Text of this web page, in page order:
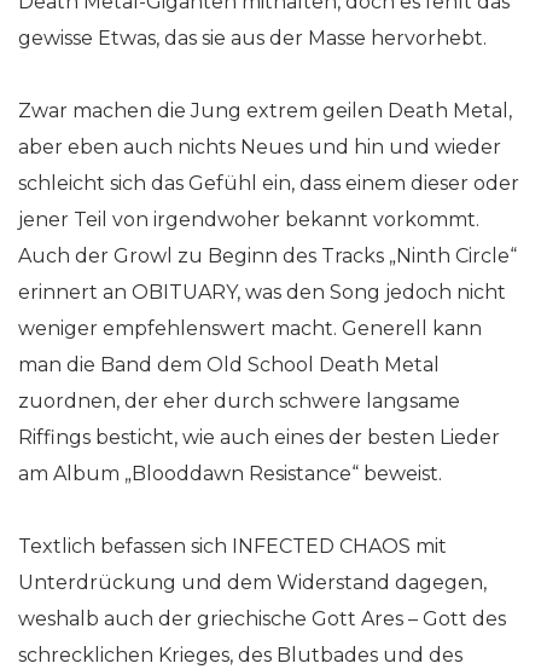
gewisse Etwas, das sie aus der Masse hervorhebt.
Zwar machen die Jung extrem geilen Death Metal,
aber eben auch nichts Neues und hin und wieder
schleicht sich das Gefühl ein, dass einem dieser oder
jener Teil von irgendwoher bekannt vorkommt.
Auch der Growl zu Beginn des Tracks „Ninth Circle“
erinnert an OBITUARY, was den Song jedoch nicht
weniger empfehlenswert macht. Generell kann
man die Band dem Old School Death Metal
zuordnen, der eher durch schwere langsame
Riffings besticht, wie auch eines der besten Lieder
am Album „Blooddawn Resistance“ beweist.
Textlich befassen sich INFECTED CHAOS mit
Unterdrückung und dem Widerstand dagegen,
weshalb auch der griechische Gott Ares – Gott des
schrecklichen Krieges, des Blutbades und des